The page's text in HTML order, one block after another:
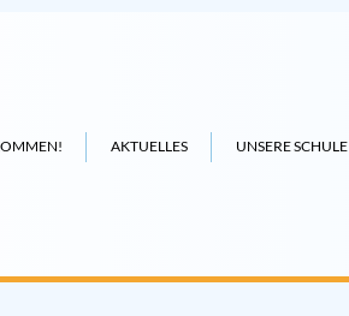
AKTUELLES UNSERE SCHULE